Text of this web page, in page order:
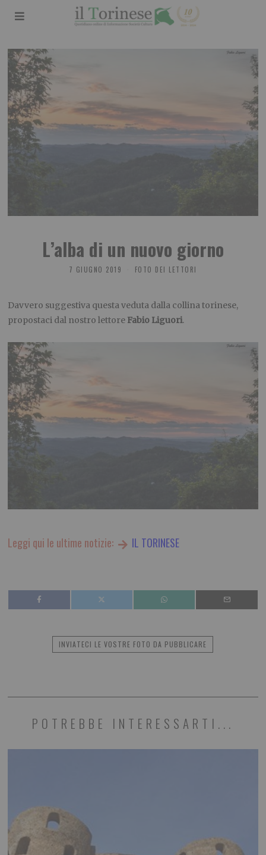
L’alba di un nuovo giorno
7 GIUGNO 2019 FOTO DEI LETTORI
Davvero suggestiva questa veduta dalla collina torinese,
propostaci dal nostro lettore Fabio Liguori.
Leggi qui le ultime notizie: IL TORINESE
INVIATECI LE VOSTRE FOTO DA PUBBLICARE
POTREBBE INTERESSARTI...